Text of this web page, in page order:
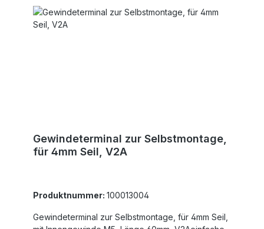
Gewindeterminal zur Selbstmontage,
für 4mm Seil, V2A
Produktnummer: 100013004
Gewindeterminal zur Selbstmontage, für 4mm Seil,